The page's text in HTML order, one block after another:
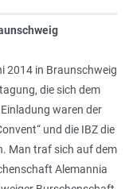
2014 in Braunschweig
die sich dem
waren der
und die IBZ die
Man traf sich auf dem
Alemannia